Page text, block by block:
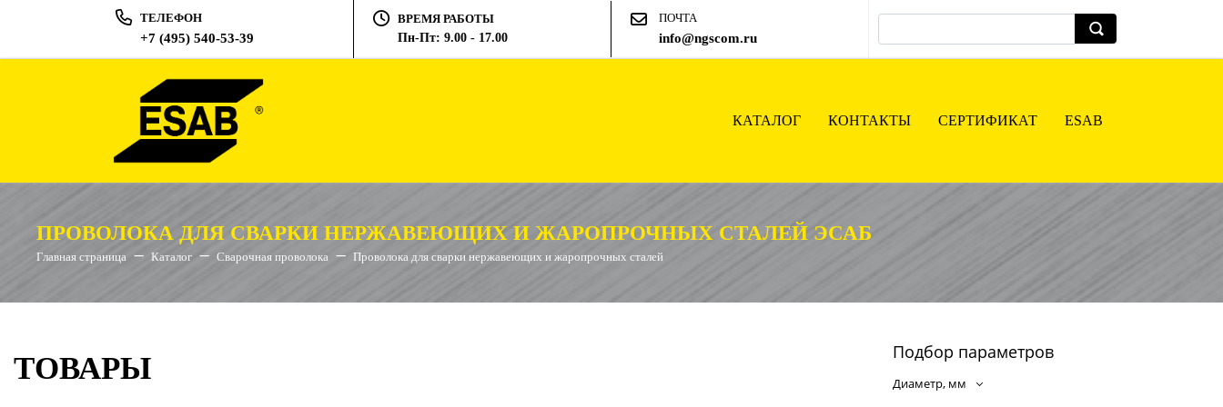
ТЕЛЕФОН
+7 (495) 540-53-39
ВРЕМЯ РАБОТЫ
Пн-Пт: 9.00 - 17.00
ПОЧТА
info@ngscom.ru
КАТАЛОГ КОНТАКТЫ СЕРТИФИКАТ ESAB
ПРОВОЛОКА ДЛЯ СВАРКИ НЕРЖАВЕЮЩИХ И ЖАРОПРОЧНЫХ СТАЛЕЙ ЭСАБ
Главная страница Каталог Сварочная проволока Проволока для сварки нержавеющих и жаропрочных сталей
Подбор параметров
Диаметр, мм
ТОВАРЫ